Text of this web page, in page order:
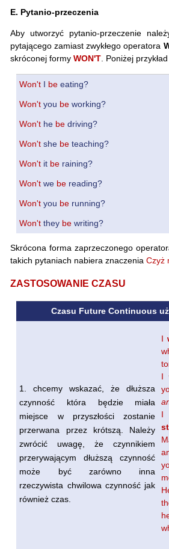
E. Pytanio-przeczenia
Aby utworzyć pytanio-przeczenie
pytającego zamiast zwykłego operatora
skróconej formy WON'T. Poniżej
Won't I be eating?
Won't you be working?
Won't he be driving?
Won't she be teaching?
Won't it be raining?
Won't we be reading?
Won't you be running?
Won't they be writing?
Skrócona forma zaprzeczonego
takich pytaniach nabiera znaczenia Czyż
ZASTOSOWANIE CZASU
Czasu Future Continuous
1. chcemy wskazać, że dłuższa
czynność która będzie miała
miejsce w przyszłości zostanie
przerwana przez krótszą. Należy
zwrócić uwagę, że czynnikiem
przerywającym dłuższą czynność
może być zarówno inna
rzeczywista chwilowa czynność jak
również czas.
I
I